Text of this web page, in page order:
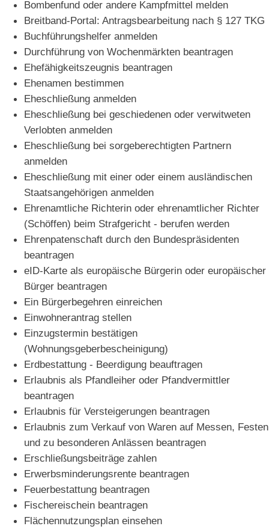
Bombenfund oder andere Kampfmittel melden
Breitband-Portal: Antragsbearbeitung nach § 127 TKG
Buchführungshelfer anmelden
Durchführung von Wochenmärkten beantragen
Ehefähigkeitszeugnis beantragen
Ehenamen bestimmen
Eheschließung anmelden
Eheschließung bei geschiedenen oder verwitweten
Verlobten anmelden
Eheschließung bei sorgeberechtigten Partnern
anmelden
Eheschließung mit einer oder einem ausländischen
Staatsangehörigen anmelden
Ehrenamtliche Richterin oder ehrenamtlicher Richter
(Schöffen) beim Strafgericht - berufen werden
Ehrenpatenschaft durch den Bundespräsidenten
beantragen
eID-Karte als europäische Bürgerin oder europäischer
Bürger beantragen
Ein Bürgerbegehren einreichen
Einwohnerantrag stellen
Einzugstermin bestätigen
(Wohnungsgeberbescheinigung)
Erdbestattung - Beerdigung beauftragen
Erlaubnis als Pfandleiher oder Pfandvermittler
beantragen
Erlaubnis für Versteigerungen beantragen
Erlaubnis zum Verkauf von Waren auf Messen, Festen
und zu besonderen Anlässen beantragen
Erschließungsbeiträge zahlen
Erwerbsminderungsrente beantragen
Feuerbestattung beantragen
Fischereischein beantragen
Flächennutzungsplan einsehen